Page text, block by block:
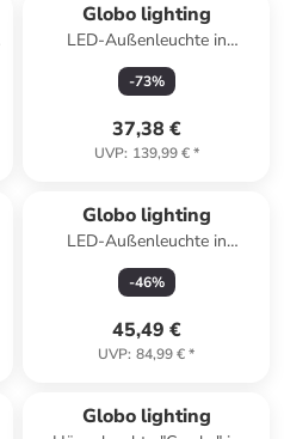
Globo lighting
LED-Außenleuchte in
Anthrazit - (H)37 x Ø 25 cm
-73%
37,38 €
UVP: 139,99 €*
Globo lighting
LED-Außenleuchte in
Anthrazit - (B)16 x (H)5,5 cm
-46%
45,49 €
UVP: 84,99 €*
Globo lighting